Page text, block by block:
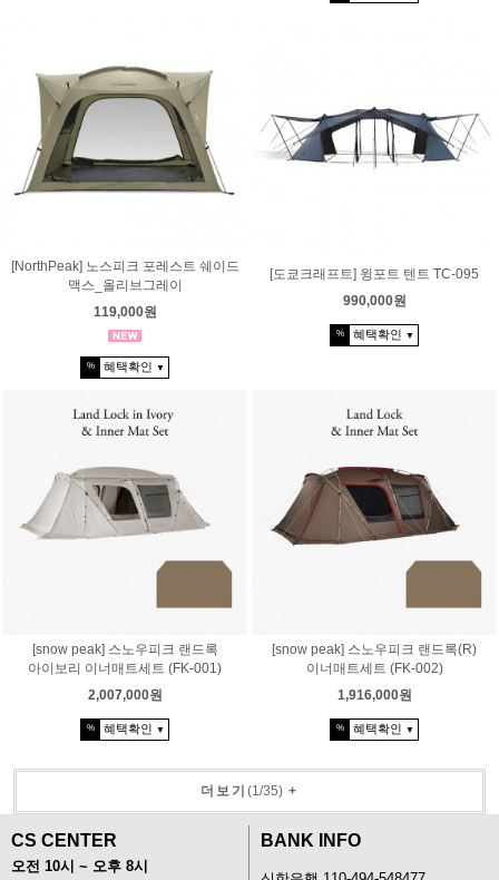
[NorthPeak] 노스피크 포레스트 쉐이드
맥스_올리브그레이
119,000원
% 혜택확인 ▼
[도쿄크래프트] 윙포트 텐트 TC-095
990,000원
% 혜택확인 ▼
[snow peak] 스노우피크 랜드록
아이보리 이너매트세트 (FK-001)
2,007,000원
% 혜택확인 ▼
[snow peak] 스노우피크 랜드록(R)
이너매트세트 (FK-002)
1,916,000원
% 혜택확인 ▼
더보기 (1/35) +
CS CENTER
오전 10시 ~ 오후 8시
BANK INFO